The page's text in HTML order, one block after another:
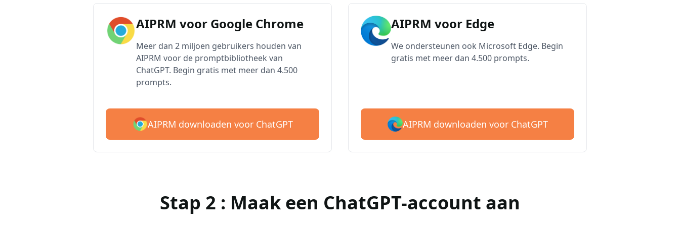
AIPRM voor Google Chrome
Meer dan 2 miljoen gebruikers houden van
AIPRM voor de promptbibliotheek van
ChatGPT. Begin gratis met meer dan 4.500
prompts.
AIPRM downloaden voor ChatGPT
AIPRM voor Edge
We ondersteunen ook Microsoft Edge. Begin
gratis met meer dan 4.500 prompts.
AIPRM downloaden voor ChatGPT
Stap 2 : Maak een ChatGPT-account aan